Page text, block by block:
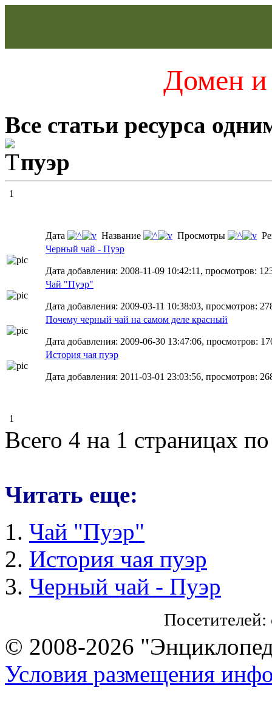
Домен и
Все статьи ресурса
пуэр
1
Дата Название Просмотры
Черный чай - Пуэр
Дата добавления: 2008-11-09 10:42:11, просмотров:
Чай "Пуэр"
Дата добавления: 2009-03-11 10:38:03, просмотров:
Почему черный чай на самом деле красный
Дата добавления: 2009-06-30 13:47:06, просмотров:
История чая пуэр
Дата добавления: 2011-03-01 23:03:56, просмотров:
1
Всего 4 на 1 страницах
Читать еще:
Чай "Пуэр"
История чая пуэр
Черный чай - Пуэр
Посетителей:
© 2008-2026
Условия размещения